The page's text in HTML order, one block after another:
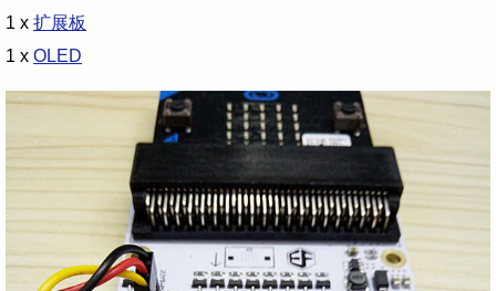
1 x 扩展板
1 x OLED